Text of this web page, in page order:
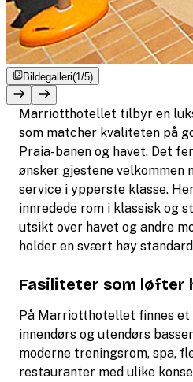
Bildegalleri(1/5)
Marriotthotellet tilbyr en
som matcher kvaliteten på
Praia-banen og havet. Det
ønsker gjestene velkommen
service i ypperste klasse.
innredede rom i klassisk og
utsikt over havet og andre
holder en svært høy
Fasiliteter som løfter
På Marriotthotellet finnes
innendørs og utendørs
moderne treningsrom, spa,
restauranter med ulike